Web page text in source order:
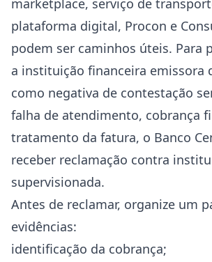
marketplace, serviço de
plataforma digital, Procon e
podem ser caminhos úteis. Para
a instituição financeira emissora
como negativa de contestação
falha de atendimento, cobrança
tratamento da fatura, o Banco
receber reclamação contra
supervisionada.
Antes de reclamar, organize um
evidências:
identificação da cobrança;